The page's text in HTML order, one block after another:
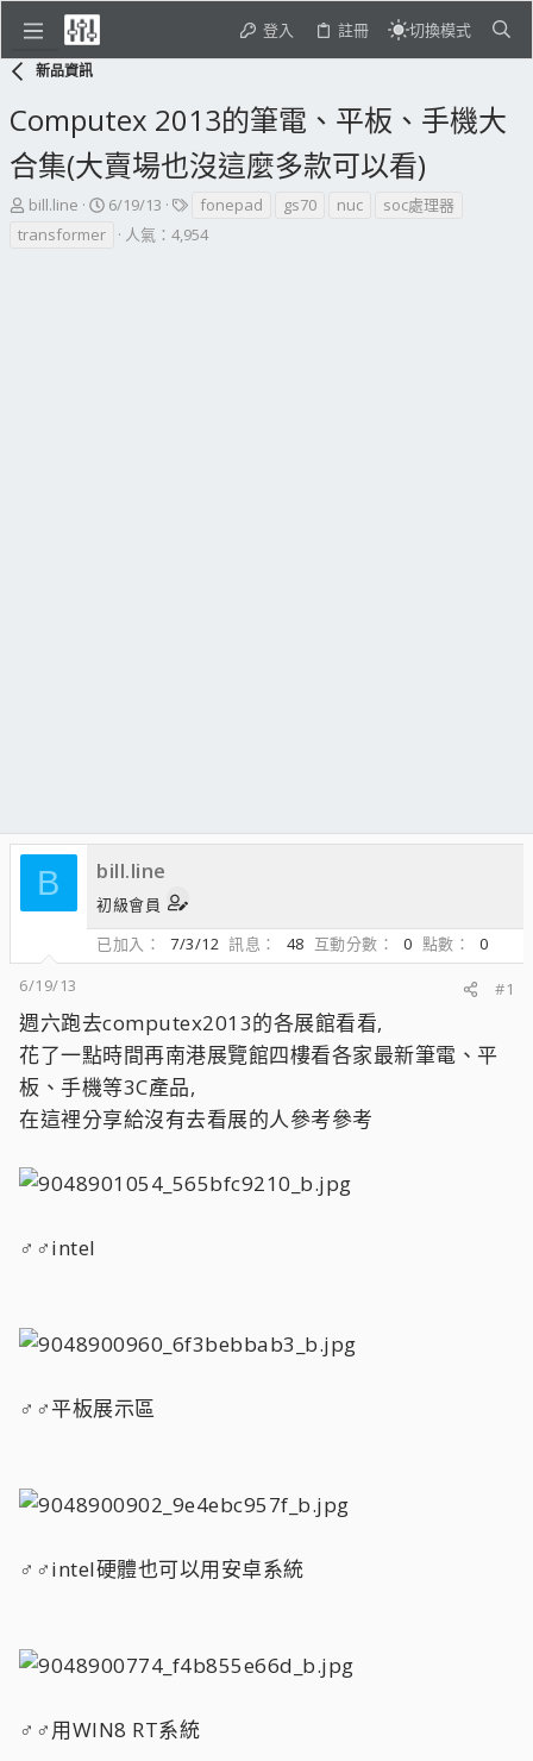
登入 註冊 切換模式
新品資訊
Computex 2013的筆電、平板、手機大
合集(大賣場也沒這麼多款可以看)
主
bill.line
開
6/19/13
標
籤
fonepad gs70 nuc
soc處理器
transformer
人氣：4,954
B bill.line
初級會員
已加入
7/3/12 訊息 48 互動分數 0 點數
0
6/19/13
#1
週六跑去computex2013的各展館看看,
花了一點時間再南港展覽館四樓看各家最新筆電、平
板、手機等3C產品,
在這裡分享給沒有去看展的人參考參考
♂♂intel
♂♂平板展示區
♂♂intel硬體也可以用安卓系統
♂♂用WIN8 RT系統